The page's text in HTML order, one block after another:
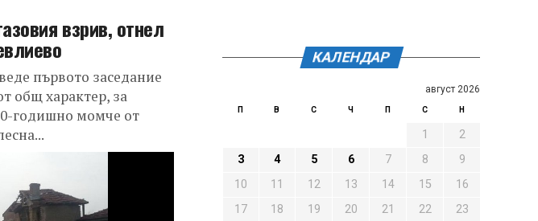
взрив, отнел
първото заседание
общ характер, за
годишно момче от
КАЛЕНДАР
август 2026
П В С Ч П С Н
1
2
3
4 5 6 7 8
9
10
11 12 13 14 15
16
17
18 19 20 21 22
23